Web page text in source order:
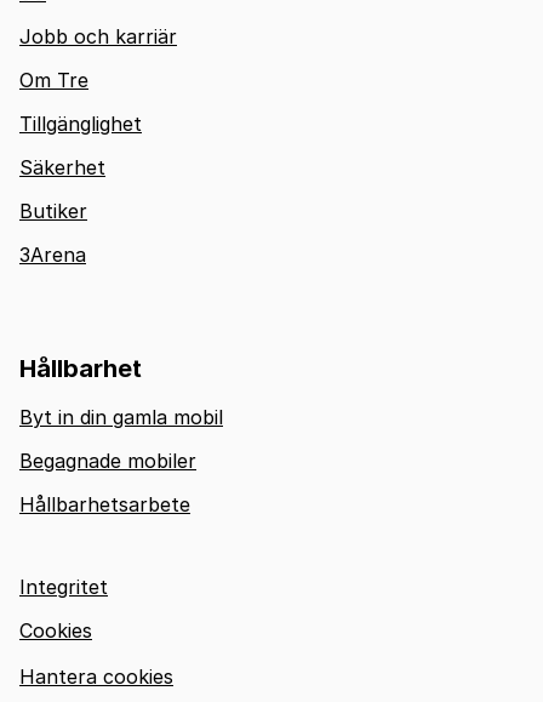
Jobb och karriär
Om Tre
Tillgänglighet
Säkerhet
Butiker
3Arena
Hållbarhet
Byt in din gamla mobil
Begagnade mobiler
Hållbarhetsarbete
Integritet
Cookies
Hantera cookies